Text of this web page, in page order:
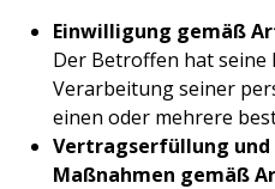
Einwilligung gemäß
Der Betroffen hat seine
Verarbeitung seiner
einen oder mehrere
Vertragserfüllung
Maßnahmen gemäß